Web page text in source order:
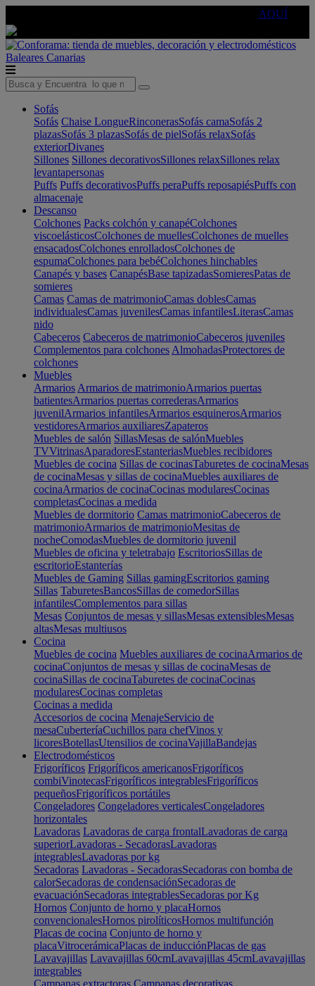
AQUÍ
Baleares Canarias
Sofás
Sofás Chaise LongueRinconerasSofás camaSofás 2
plazasSofás 3 plazasSofás de pielSofás relaxSofás
exteriorDivanes
Sillones Sillones decorativosSillones relaxSillones relax
levantapersonas
Puffs Puffs decorativosPuffs peraPuffs reposapiésPuffs con
almacenaje
Descanso
Colchones Packs colchón y canapéColchones
viscoelásticosColchones de muellesColchones de muelles
ensacadosColchones enrolladosColchones de
espumaColchones para bebéColchones hinchables
Canapés y bases CanapésBase tapizadasSomieresPatas de
somieres
Camas Camas de matrimonioCamas doblesCamas
individualesCamas juvenilesCamas infantilesLiterasCamas
nido
Cabeceros Cabeceros de matrimonioCabeceros juveniles
Complementos para colchones AlmohadasProtectores de
colchones
Muebles
Armarios Armarios de matrimonioArmarios puertas
batientesArmarios puertas correderasArmarios
juvenilArmarios infantilesArmarios esquinerosArmarios
vestidoresArmarios auxiliaresZapateros
Muebles de salón SillasMesas de salónMuebles
TVVitrinasAparadoresEstanteriasMuebles recibidores
Muebles de cocina Sillas de cocinasTaburetes de cocinaMesas
de cocinaMesas y sillas de cocinaMuebles auxiliares de
cocinaArmarios de cocinaCocinas modularesCocinas
completasCocinas a medida
Muebles de dormitorio Camas matrimonioCabeceros de
matrimonioArmarios de matrimonioMesitas de
nocheComodasMuebles de dormitorio juvenil
Muebles de oficina y teletrabajo EscritoriosSillas de
escritorioEstanterías
Muebles de Gaming Sillas gamingEscritorios gaming
Sillas TaburetesBancosSillas de comedorSillas
infantilesComplementos para sillas
Mesas Conjuntos de mesas y sillasMesas extensiblesMesas
altasMesas multiusos
Cocina
Muebles de cocina Muebles auxiliares de cocinaArmarios de
cocinaConjuntos de mesas y sillas de cocinaMesas de
cocinaSillas de cocinaTaburetes de cocinaCocinas
modularesCocinas completas
Cocinas a medida
Accesorios de cocina MenajeServicio de
mesaCuberteríaCuchillos para chefVinos y
licoresBotellasUtensilios de cocinaVajillaBandejas
Electrodomésticos
Frigoríficos Frigoríficos americanosFrigoríficos
combiVinotecasFrigoríficos integrablesFrigoríficos
pequeñosFrigoríficos portátiles
Congeladores Congeladores verticalesCongeladores
horizontales
Lavadoras Lavadoras de carga frontalLavadoras de carga
superiorLavadoras - SecadorasLavadoras
integrablesLavadoras por kg
Secadoras Lavadoras - SecadorasSecadoras con bomba de
calorSecadoras de condensaciónSecadoras de
evacuaciónSecadoras integrablesSecadoras por Kg
Hornos Conjunto de horno y placaHornos
convencionalesHornos pirolíticosHornos multifunción
Placas de cocina Conjunto de horno y
placaVitrocerámicaPlacas de inducciónPlacas de gas
Lavavajillas Lavavajillas 60cmLavavajillas 45cmLavavajillas
integrables
Campanas extractoras Campanas decorativas